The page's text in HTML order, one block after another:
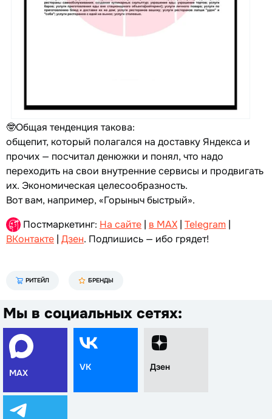
🤓Общая тенденция такова:
общепит, который полагался на доставку Яндекса и
прочих — посчитал денюжки и понял, что надо
переходить на свои внутренние сервисы и продвигать
их. Экономическая целесообразность.
Вот вам, например, «Горыныч быстрый».
Постмаркетинг: На сайте | в MAX | Telegram |
ВКонтакте | Дзен. Подпишись — ибо грядет!
РИТЕЙЛ БРЕНДЫ
Мы в социальных сетях:
MAX
VK Дзен